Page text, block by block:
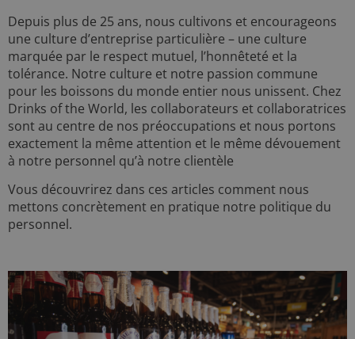
Depuis plus de 25 ans, nous cultivons et encourageons
une culture d’entreprise particulière – une culture
marquée par le respect mutuel, l’honnêteté et la
tolérance. Notre culture et notre passion commune
pour les boissons du monde entier nous unissent. Chez
Drinks of the World, les collaborateurs et collaboratrices
sont au centre de nos préoccupations et nous portons
exactement la même attention et le même dévouement
à notre personnel qu’à notre clientèle
Vous découvrirez dans ces articles comment nous
mettons concrètement en pratique notre politique du
personnel.